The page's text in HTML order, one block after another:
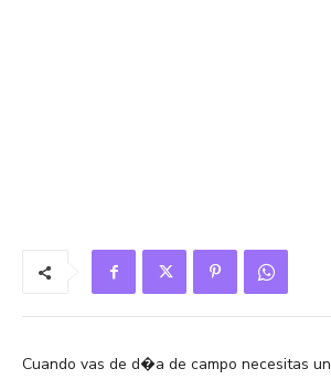
Cuando vas de d�a de campo necesitas un